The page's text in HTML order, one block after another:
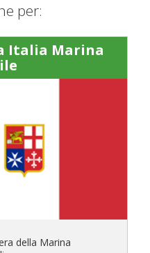
per:
Italia Marina
della Marina